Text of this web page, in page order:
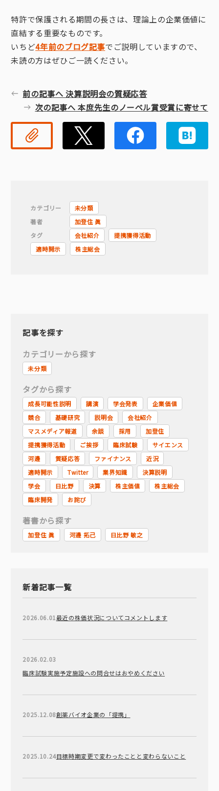
特許で保護される期間の長さは、理論上の企業価値に
直結する重要なものです。
いちど4年前のブログ記事でご説明していますので、
未読の方はぜひご一読ください。
前の記事へ 決算説明会の質疑応答
次の記事へ 本庶先生のノーベル賞受賞に寄せて
リンクコピー Twitter
カテゴリー
未分類
著者
加登住 眞
タグ
会社紹介
提携獲得活動
適時開示
株主総会
記事を探す
カテゴリーから探す
未分類
タグから探す
成長可能性説明 講演 学会発表
企業価値
競合
基礎研究 説明会
会社紹介
マスメディア報道
余談 採用
加登住
提携獲得活動
ご挨拶 臨床試験
サイエンス
河邊
質疑応答 ファイナンス
近況
適時開示
Twitter 業界知識
決算説明
学会
日比野 決算 株主価値
株主総会
臨床開発
お詫び
著書から探す
加登住 眞 河邊 拓己 日比野 敏之
新着記事一覧
2026.06.01最近の株価状況についてコメントします
2026.02.03
臨床試験実施予定施設への問合せはおやめください
2025.12.08創薬バイオ企業の「提携」
2025.10.24目標時期変更で変わったことと変わらないこと